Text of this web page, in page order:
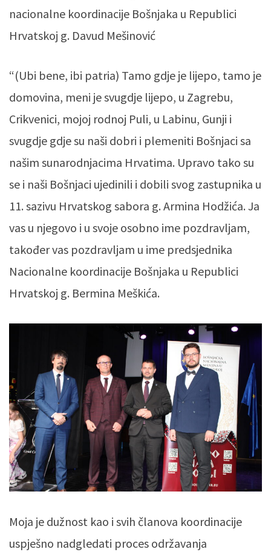
nacionalne koordinacije Bošnjaka u Republici
Hrvatskoj g. Davud Mešinović
“(Ubi bene, ibi patria) Tamo gdje je lijepo, tamo je
domovina, meni je svugdje lijepo, u Zagrebu,
Crikvenici, mojoj rodnoj Puli, u Labinu, Gunji i
svugdje gdje su naši dobri i plemeniti Bošnjaci sa
našim sunarodnjacima Hrvatima. Upravo tako su
se i naši Bošnjaci ujedinili i dobili svog zastupnika u
11. sazivu Hrvatskog sabora g. Armina Hodžića. Ja
vas u njegovo i u svoje osobno ime pozdravljam,
također vas pozdravljam u ime predsjednika
Nacionalne koordinacije Bošnjaka u Republici
Hrvatskoj g. Bermina Meškića.
Moja je dužnost kao i svih članova koordinacije
uspješno nadgledati proces održavanja